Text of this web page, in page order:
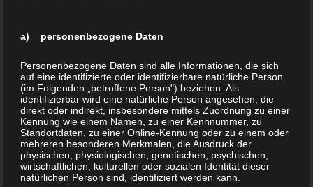
Vielleicht hält sich die Lust am Backen gerade wegen
dieser festlichen Anlässe auch Jahrzehnte später noch.
Zumindest als schönes Hobby. Spritzgebäck steht ja noch
nicht für die hohe Kunst des Backens. Mehrstöckige
Hochzeitstorten sind doch eher etwas für gelernte
Konditoren.
Sie sind weder Koch noch Bäcker? Das ist kein
a) personenbezogene Daten
Personenbezogene Daten sind alle Informationen, die sich
auf eine identifizierte oder identifizierbare natürliche Person
(im Folgenden „betroffene Person") beziehen. Als
identifizierbar wird eine natürliche Person angesehen, die
direkt oder indirekt, insbesondere mittels Zuordnung zu einer
Kennung wie einem Namen, zu einer Kennnummer, zu
Standortdaten, zu einer Online-Kennung oder zu einem oder
mehreren besonderen Merkmalen, die Ausdruck der
physischen, physiologischen, genetischen, psychischen,
wirtschaftlichen, kulturellen oder sozialen Identität dieser
natürlichen Person sind, identifiziert werden kann.